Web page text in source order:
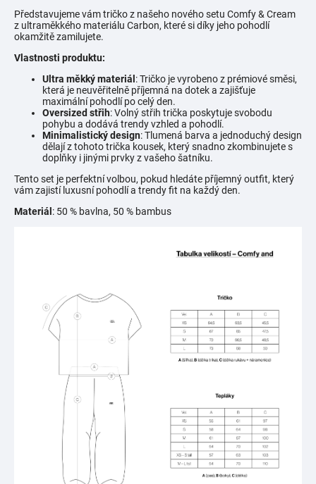
Představujeme vám tričko z našeho nového setu Comfy & Cream
z ultraměkkého materiálu Carbon, které si díky jeho pohodlí
okamžitě zamilujete.
Vlastnosti produktu:
Ultra měkký materiál : Tričko je vyrobeno z prémiové směsi,
která je neuvěřitelně příjemná na dotek a zajišťuje
maximální pohodlí po celý den.
Oversized střih: Volný střih trička poskytuje svobodu
pohybu a dodává trendy vzhled a pohodlí.
Minimalistický design: Tlumená barva a jednoduchý design
dělají z tohoto trička kousek, který snadno zkombinujete s
doplňky i jinými prvky z vašeho šatníku.
Tento set je perfektní volbou, pokud hledáte příjemný outfit, který
vám zajistí luxusní pohodlí a trendy fit na každý den.
Materiál : 50 % bavlna, 50 % bambus